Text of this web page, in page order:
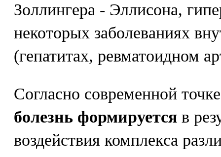
Золлингера - Эллисона,
некоторых заболеваниях
(гепатитах, ревматоидном
Согласно современной
болезнь формируется в
воздействия комплекса